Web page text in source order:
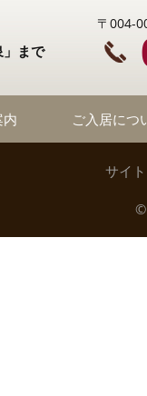
まで
〒004-
ご入居につ
サイ
©